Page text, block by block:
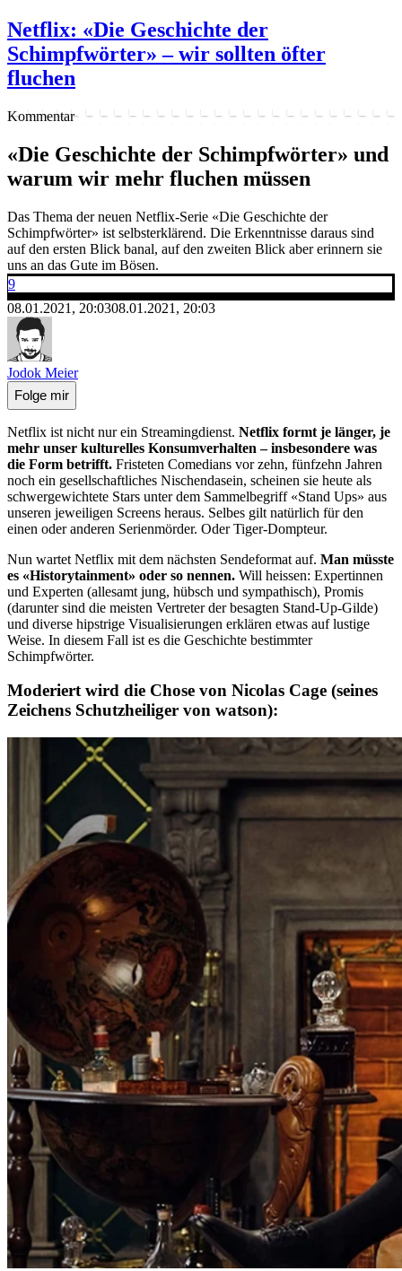
Netflix: «Die Geschichte der
Schimpfwörter» – wir sollten öfter
fluchen
Kommentar
«Die Geschichte der Schimpfwörter» und
warum wir mehr fluchen müssen
Das Thema der neuen Netflix-Serie «Die Geschichte der
Schimpfwörter» ist selbsterklärend. Die Erkenntnisse daraus sind
auf den ersten Blick banal, auf den zweiten Blick aber erinnern sie
uns an das Gute im Bösen.
9
08.01.2021, 20:0308.01.2021, 20:03
Jodok Meier
Folge mir
Netflix ist nicht nur ein Streamingdienst. Netflix formt je länger, je
mehr unser kulturelles Konsumverhalten – insbesondere was
die Form betrifft. Fristeten Comedians vor zehn, fünfzehn Jahren
noch ein gesellschaftliches Nischendasein, scheinen sie heute als
schwergewichtete Stars unter dem Sammelbegriff «Stand Ups» aus
unseren jeweiligen Screens heraus. Selbes gilt natürlich für den
einen oder anderen Serienmörder. Oder Tiger-Dompteur.
Nun wartet Netflix mit dem nächsten Sendeformat auf. Man müsste
es «Historytainment» oder so nennen. Will heissen: Expertinnen
und Experten (allesamt jung, hübsch und sympathisch), Promis
(darunter sind die meisten Vertreter der besagten Stand-Up-Gilde)
und diverse hipstrige Visualisierungen erklären etwas auf lustige
Weise. In diesem Fall ist es die Geschichte bestimmter
Schimpfwörter.
Moderiert wird die Chose von Nicolas Cage (seines
Zeichens Schutzheiliger von watson):